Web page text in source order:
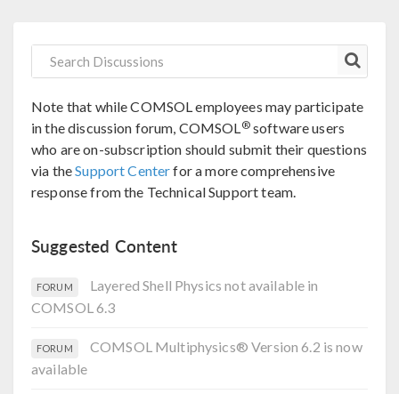
Note that while COMSOL employees may participate
in the discussion forum, COMSOL®software users
who are on-subscription should submit their questions
via theSupport Centerfor a more comprehensive
response from the Technical Support team.
Suggested Content
FORUM
Layered Shell Physics not available in
COMSOL 6.3
FORUM
COMSOL Multiphysics® Version 6.2 is now
available